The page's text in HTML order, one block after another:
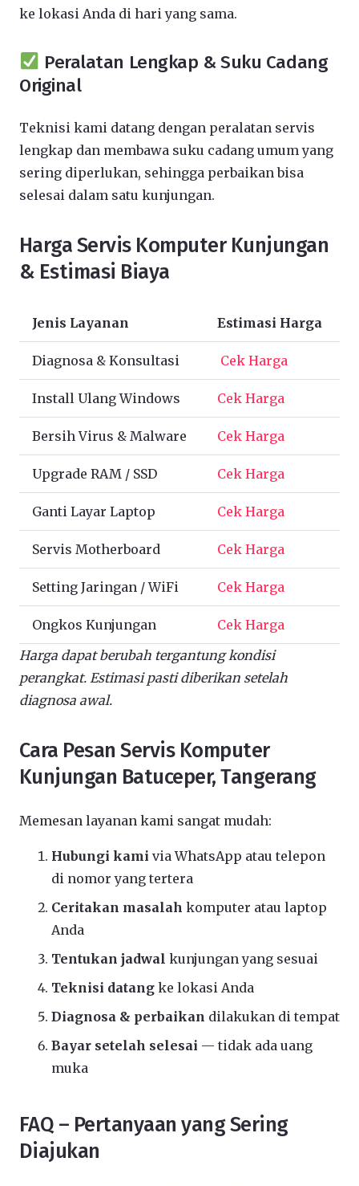
ke lokasi Anda di hari yang sama.
Peralatan Lengkap & Suku Cadang
Original
Teknisi kami datang dengan peralatan servis
lengkap dan membawa suku cadang umum yang
sering diperlukan, sehingga perbaikan bisa
selesai dalam satu kunjungan.
Harga Servis Komputer Kunjungan
& Estimasi Biaya
Jenis Layanan Estimasi Harga
Diagnosa & Konsultasi Cek Harga
Install Ulang Windows Cek Harga
Bersih Virus & Malware Cek Harga
Upgrade RAM / SSD Cek Harga
Ganti Layar Laptop Cek Harga
Servis Motherboard Cek Harga
Setting Jaringan / WiFi Cek Harga
Ongkos Kunjungan
Cek Harga
Harga dapat berubah tergantung kondisi
perangkat. Estimasi pasti diberikan setelah
diagnosa awal.
Cara Pesan Servis Komputer
Kunjungan Batuceper, Tangerang
Memesan layanan kami sangat mudah:
Hubungi kami via WhatsApp atau telepon
di nomor yang tertera
Ceritakan masalah komputer atau laptop
Anda
Tentukan jadwal kunjungan yang sesuai
Teknisi datang ke lokasi Anda
Diagnosa & perbaikan dilakukan di tempat
Bayar setelah selesai — tidak ada uang
muka
FAQ – Pertanyaan yang Sering
Diajukan